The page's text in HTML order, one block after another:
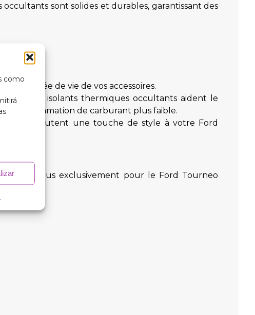
como
sont solides et durables, garantissant des
la durée de vie de vos accessoires.
vos isolants thermiques occultants aident le
consommation de carburant plus faible.
ajoutent une touche de style à votre Ford
conçus exclusivement pour le Ford Tourneo